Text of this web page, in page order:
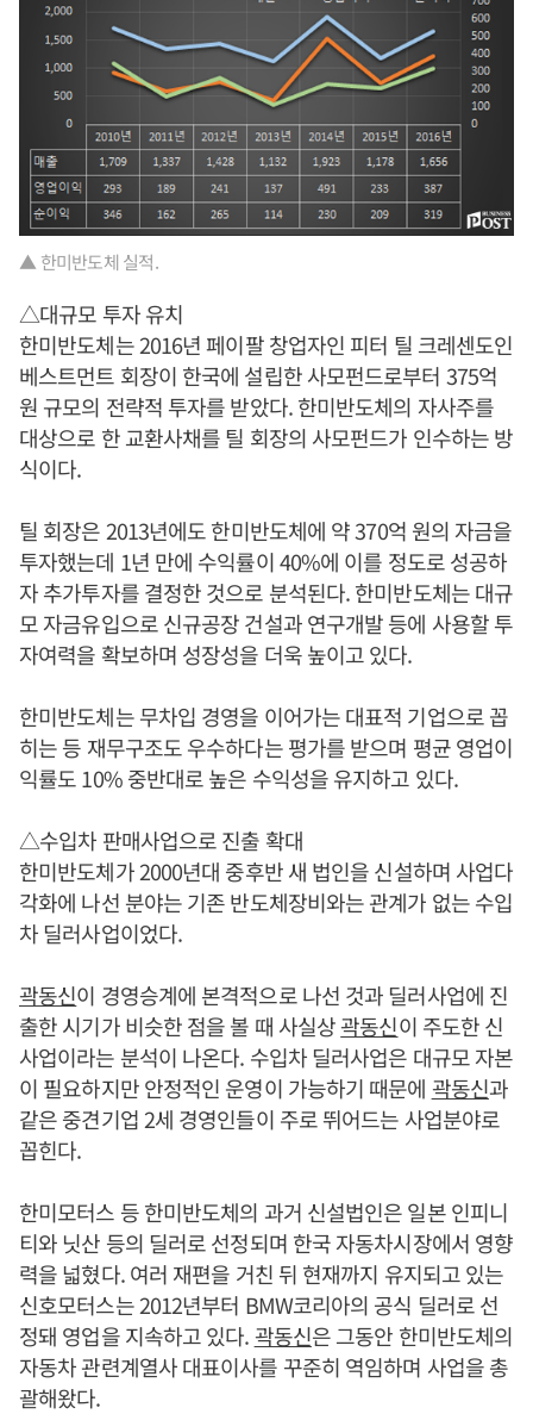
▲ 한미반도체 실적.
△대규모 투자 유치
한미반도체는 2016년 페이팔 창업자인 피터 틸 크레센도인
베스트먼트 회장이 한국에 설립한 사모펀드로부터 375억
원 규모의 전략적 투자를 받았다. 한미반도체의 자사주를
대상으로 한 교환사채를 틸 회장의 사모펀드가 인수하는 방
식이다.
틸 회장은 2013년에도 한미반도체에 약 370억 원의 자금을
투자했는데 1년 만에 수익률이 40%에 이를 정도로 성공하
자 추가투자를 결정한 것으로 분석된다. 한미반도체는 대규
모 자금유입으로 신규공장 건설과 연구개발 등에 사용할 투
자여력을 확보하며 성장성을 더욱 높이고 있다.
한미반도체는 무차입 경영을 이어가는 대표적 기업으로 꼽
히는 등 재무구조도 우수하다는 평가를 받으며 평균 영업이
익률도 10% 중반대로 높은 수익성을 유지하고 있다.
△수입차 판매사업으로 진출 확대
한미반도체가 2000년대 중후반 새 법인을 신설하며 사업다
각화에 나선 분야는 기존 반도체장비와는 관계가 없는 수입
차 딜러사업이었다.
곽동신이 경영승계에 본격적으로 나선 것과 딜러사업에 진
출한 시기가 비슷한 점을 볼 때 사실상곽동신이 주도한 신
사업이라는 분석이 나온다. 수입차 딜러사업은 대규모 자본
이 필요하지만 안정적인 운영이 가능하기 때문에 곽동신과
같은 중견기업 2세 경영인들이 주로 뛰어드는 사업분야로
꼽힌다.
한미모터스 등 한미반도체의 과거 신설법인은 일본 인피니
티와 닛산 등의 딜러로 선정되며 한국 자동차시장에서 영향
력을 넓혔다. 여러 재편을 거친 뒤 현재까지 유지되고 있는
신호모터스는 2012년부터 BMW코리아의 공식 딜러로 선
정돼 영업을 지속하고 있다.곽동신은 그동안 한미반도체의
자동차 관련계열사 대표이사를 꾸준히 역임하며 사업을 총
괄해왔다.